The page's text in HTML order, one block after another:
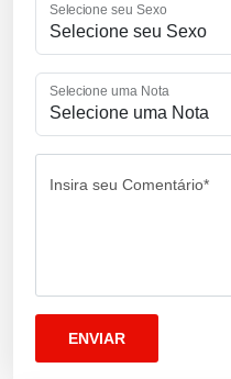
Selecione seu Sexo
Selecione uma Nota
Insira seu Comentário*